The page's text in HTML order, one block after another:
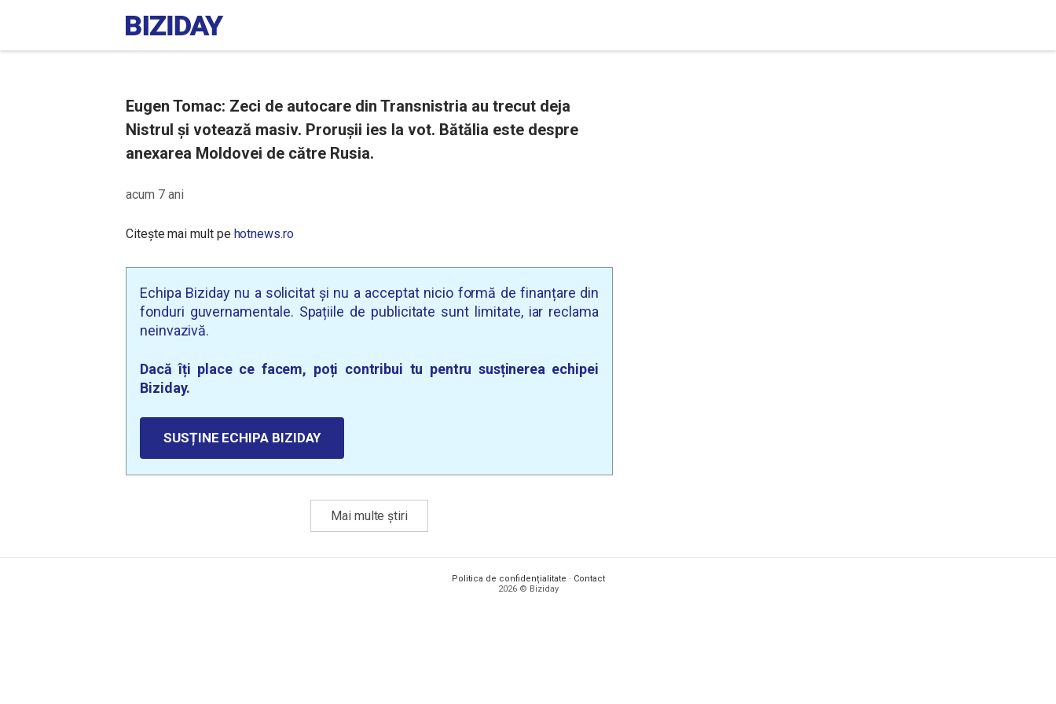
Eugen Tomac: Zeci de autocare din Transnistria au trecut deja
Nistrul și votează masiv. Prorușii ies la vot. Bătălia este despre
anexarea Moldovei de către Rusia.
acum 7 ani
Citește mai mult pe hotnews.ro
Echipa Biziday nu a solicitat și nu a acceptat nicio formă de finanțare din
fonduri guvernamentale. Spațiile de publicitate sunt limitate, iar reclama
neinvazivă.
Dacă îți place ce facem, poți contribui tu pentru susținerea echipei
Biziday.
SUSȚINE ECHIPA BIZIDAY
Mai multe știri
Politica de confidențialitate · Contact
2026 © Biziday